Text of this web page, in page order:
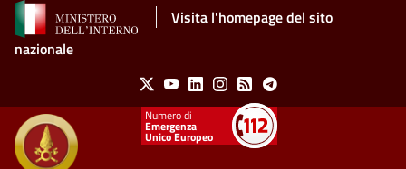
Salta al contenuto principaleVisita l'homepage del sito
nazionale
Social Menu
X YoutubeLinkedinInstagram
Feed Telegram
Emergenza
Unico Europeo